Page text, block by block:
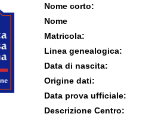
Nome corto:
Nome
Matricola:
Linea genealogica:
Data di nascita:
Origine dati:
Data prova ufficiale:
Descrizione Centro: